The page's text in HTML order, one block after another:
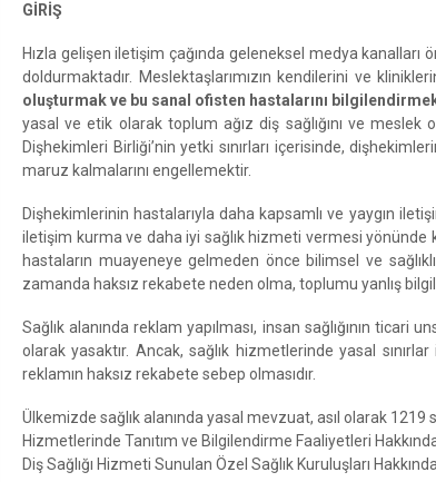
GİRİŞ
Hızla gelişen iletişim çağında geleneksel medya
doldurmaktadır. Meslektaşlarımızın kendilerini ve
oluşturmak ve bu sanal ofisten hastalarını
yasal ve etik olarak toplum ağız diş sağlığını ve
Dişhekimleri Birliği’nin yetki sınırları içerisinde,
maruz kalmalarını engellemektir.
Dişhekimlerinin hastalarıyla daha kapsamlı ve yaygın
iletişim kurma ve daha iyi sağlık hizmeti vermesi yönünde
hastaların muayeneye gelmeden önce bilimsel ve
zamanda haksız rekabete neden olma, toplumu yanlış
Sağlık alanında reklam yapılması, insan sağlığının
olarak yasaktır. Ancak, sağlık hizmetlerinde yasal
reklamın haksız rekabete sebep olmasıdır.
Ülkemizde sağlık alanında yasal mevzuat, asıl olarak 1219
Hizmetlerinde Tanıtım ve Bilgilendirme Faaliyetleri
Diş Sağlığı Hizmeti Sunulan Özel Sağlık Kuruluşları